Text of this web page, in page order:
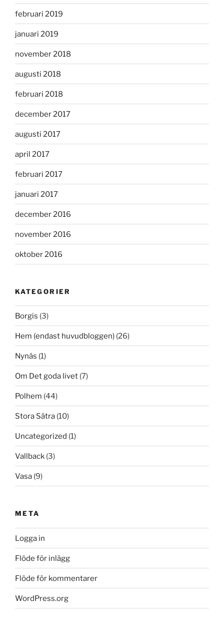
februari 2019
januari 2019
november 2018
augusti 2018
februari 2018
december 2017
augusti 2017
april 2017
februari 2017
januari 2017
december 2016
november 2016
oktober 2016
KATEGORIER
Borgis (3)
Hem (endast huvudbloggen) (26)
Nynäs (1)
Om Det goda livet (7)
Polhem (44)
Stora Sätra (10)
Uncategorized (1)
Vallback (3)
Vasa (9)
META
Logga in
Flöde för inlägg
Flöde för kommentarer
WordPress.org